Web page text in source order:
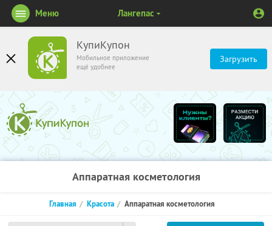
КупиКупон
Мобильное приложение
ещё удобнее
Загрузить
Меню Лангепас
Аппаратная косметология
Главная Красота Аппаратная косметология